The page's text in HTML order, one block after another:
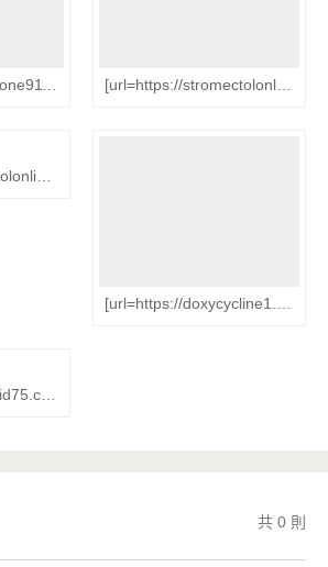
[url=https://prednisone911.com/]prednisone 20mg tablets[/url] [url=https://stromectolonline.com/]stromectol[/url]
[url=http://stromectolonline.com/]stromectol[/url]
共 0 則